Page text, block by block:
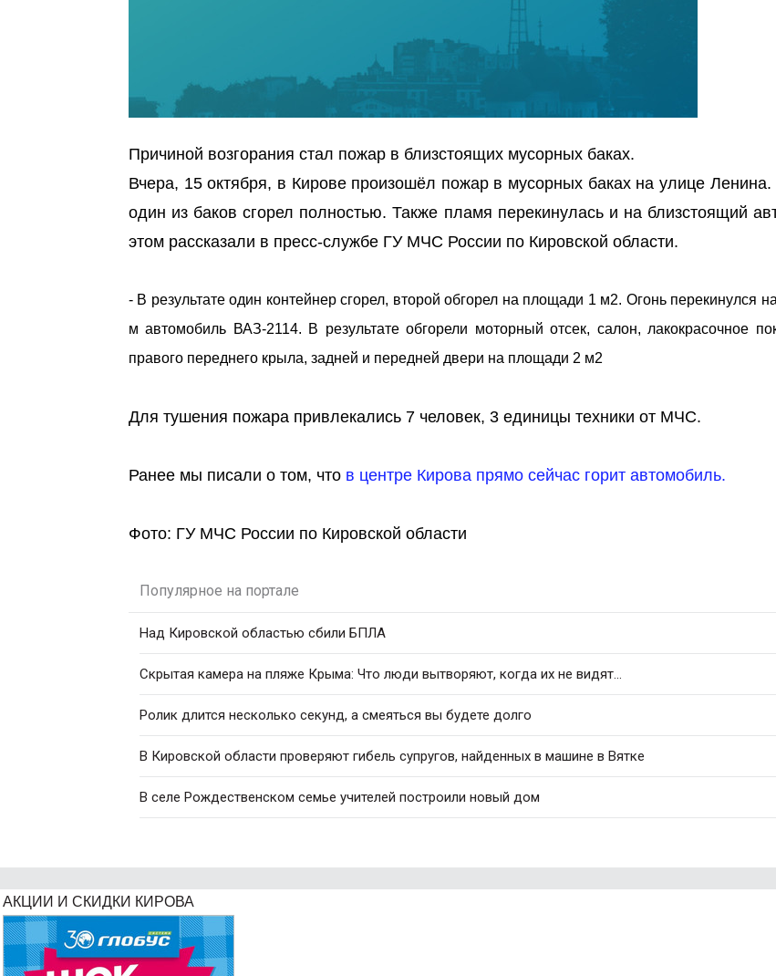
Причиной возгорания стал пожар в близстоящих мусорных баках.
Вчера, 15 октября, в Кирове произошёл пожар в мусорных баках на улице Ленина.
один из баков сгорел полностью. Также пламя перекинулась и на близстоящий
этом рассказали в пресс-службе ГУ МЧС России по Кировской области.
- В результате один контейнер сгорел, второй обгорел на площади 1 м2. Огонь перекинулся
м автомобиль ВАЗ-2114. В результате обгорели моторный отсек, салон, лакокрасочное
правого переднего крыла, задней и передней двери на площади 2 м2
Для тушения пожара привлекались 7 человек, 3 единицы техники от МЧС.
Ранее мы писали о том, что в центре Кирова прямо сейчас горит автомобиль.
Фото: ГУ МЧС России по Кировской области
Популярное на портале
Над Кировской областью сбили БПЛА
Скрытая камера на пляже Крыма: Что люди вытворяют, когда их не видят...
Ролик длится несколько секунд, а смеяться вы будете долго
В Кировской области проверяют гибель супругов, найденных в машине в Вятке
В селе Рождественском семье учителей построили новый дом
АКЦИИ И СКИДКИ КИРОВА